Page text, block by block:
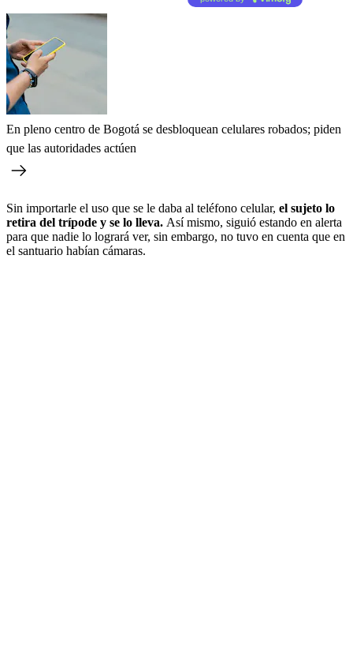
En pleno centro de Bogotá se desbloquean celulares robados; piden
que las autoridades actúen
Sin importarle el uso que se le daba al teléfono celular, el sujeto lo
retira del trípode y se lo lleva. Así mismo, siguió estando en alerta
para que nadie lo logrará ver, sin embargo, no tuvo en cuenta que en
el santuario habían cámaras.